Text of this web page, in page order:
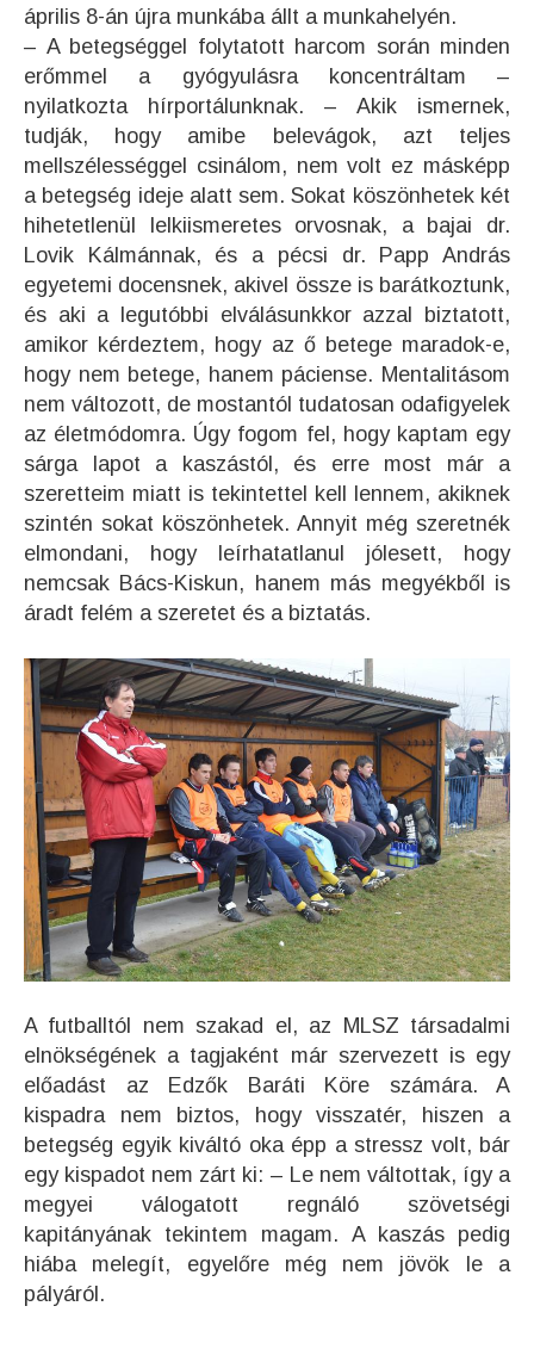
április 8-án újra munkába állt a munkahelyén.
– A betegséggel folytatott harcom során minden
erőmmel a gyógyulásra koncentráltam –
nyilatkozta hírportálunknak. – Akik ismernek,
tudják, hogy amibe belevágok, azt teljes
mellszélességgel csinálom, nem volt ez másképp
a betegség ideje alatt sem. Sokat köszönhetek két
hihetetlenül lelkiismeretes orvosnak, a bajai dr.
Lovik Kálmánnak, és a pécsi dr. Papp András
egyetemi docensnek, akivel össze is barátkoztunk,
és aki a legutóbbi elválásunkkor azzal biztatott,
amikor kérdeztem, hogy az ő betege maradok-e,
hogy nem betege, hanem páciense. Mentalitásom
nem változott, de mostantól tudatosan odafigyelek
az életmódomra. Úgy fogom fel, hogy kaptam egy
sárga lapot a kaszástól, és erre most már a
szeretteim miatt is tekintettel kell lennem, akiknek
szintén sokat köszönhetek. Annyit még szeretnék
elmondani, hogy leírhatatlanul jólesett, hogy
nemcsak Bács-Kiskun, hanem más megyékből is
áradt felém a szeretet és a biztatás.
A futballtól nem szakad el, az MLSZ társadalmi
elnökségének a tagjaként már szervezett is egy
előadást az Edzők Baráti Köre számára. A
kispadra nem biztos, hogy visszatér, hiszen a
betegség egyik kiváltó oka épp a stressz volt, bár
egy kispadot nem zárt ki: – Le nem váltottak, így a
megyei válogatott regnáló szövetségi
kapitányának tekintem magam. A kaszás pedig
hiába melegít, egyelőre még nem jövök le a
pályáról.